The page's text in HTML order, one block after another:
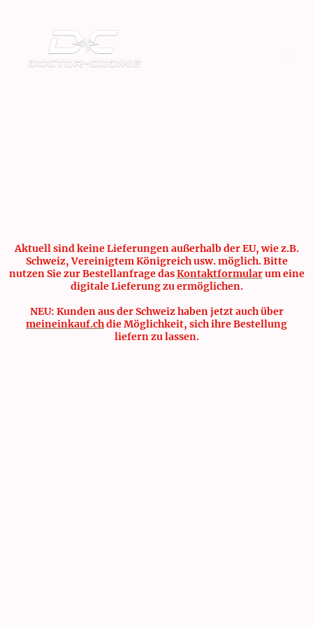
Aktuell sind keine Lieferungen außerhalb der EU, wie z.B.
Schweiz, Vereinigtem Königreich usw. möglich. Bitte
nutzen Sie zur Bestellanfrage dasKontaktformularum eine
digitale Lieferung zu ermöglichen.
NEU: Kunden aus der Schweiz haben jetzt auch über
meineinkauf.chdie Möglichkeit, sich ihre Bestellung
liefern zu lassen.